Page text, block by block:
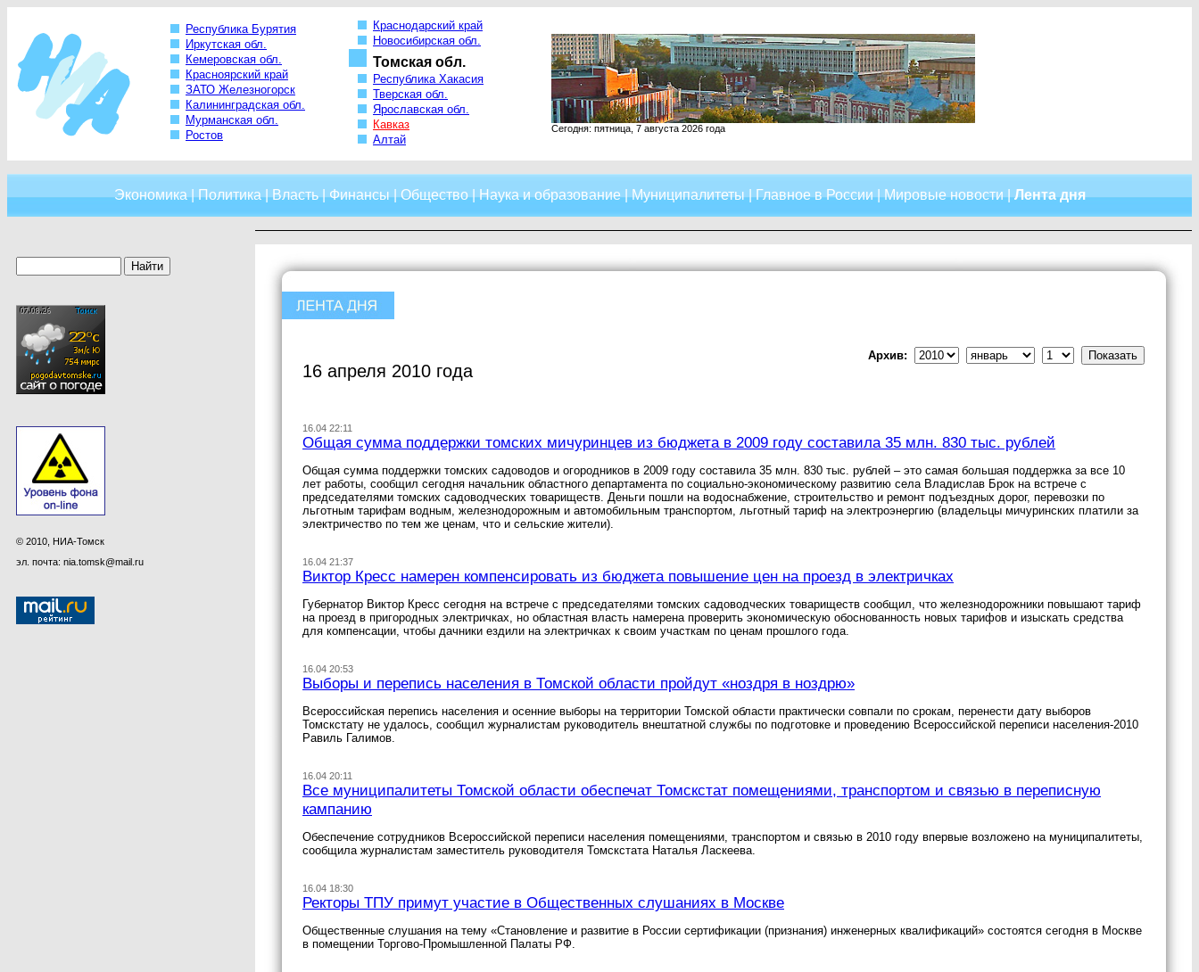
Республика Бурятия
Иркутская обл.
Кемеровская обл.
Красноярский край
ЗАТО Железногорск
Калининградская обл.
Мурманская обл.
Ростов
Краснодарский край
Новосибирская обл.
Томская обл.
Республика Хакасия
Тверская обл.
Ярославская обл.
Кавказ
Алтай
Сегодня: пятница, 7 августа 2026 года
Экономика|Политика|Власть|Финансы|Общество|Наука и образование|Муниципалитеты|Главное в России|Мировые новости|Лента дня
© 2010, НИА-Томск
эл. почта: nia.tomsk@mail.ru
16 апреля 2010 года
Архив:
16.04 22:11
Общая сумма поддержки томских мичуринцев из бюджета в 2009 году составила 35 млн. 830 тыс. рублей
Общая сумма поддержки томских садоводов и огородников в 2009 году составила 35 млн. 830 тыс. рублей – это самая большая поддержка за все 10
лет работы, сообщил сегодня начальник областного департамента по социально-экономическому развитию села Владислав Брок на встрече с
председателями томских садоводческих товариществ. Деньги пошли на водоснабжение, строительство и ремонт подъездных дорог, перевозки по
льготным тарифам водным, железнодорожным и автомобильным транспортом, льготный тариф на электроэнергию (владельцы мичуринских платили за
электричество по тем же ценам, что и сельские жители).
16.04 21:37
Виктор Кресс намерен компенсировать из бюджета повышение цен на проезд в электричках
Губернатор Виктор Кресс сегодня на встрече с председателями томских садоводческих товариществ сообщил, что железнодорожники повышают тариф
на проезд в пригородных электричках, но областная власть намерена проверить экономическую обоснованность новых тарифов и изыскать средства
для компенсации, чтобы дачники ездили на электричках к своим участкам по ценам прошлого года.
16.04 20:53
Выборы и перепись населения в Томской области пройдут «ноздря в ноздрю»
Всероссийская перепись населения и осенние выборы на территории Томской области практически совпали по срокам, перенести дату выборов
Томскстату не удалось, сообщил журналистам руководитель внештатной службы по подготовке и проведению Всероссийской переписи населения-2010
Равиль Галимов.
16.04 20:11
Все муниципалитеты Томской области обеспечат Томскстат помещениями, транспортом и связью в переписную
кампанию
Обеспечение сотрудников Всероссийской переписи населения помещениями, транспортом и связью в 2010 году впервые возложено на муниципалитеты,
сообщила журналистам заместитель руководителя Томскстата Наталья Ласкеева.
16.04 18:30
Ректоры ТПУ примут участие в Общественных слушаниях в Москве
Общественные слушания на тему «Становление и развитие в России сертификации (признания) инженерных квалификаций» состоятся сегодня в Москве
в помещении Торгово-Промышленной Палаты РФ.